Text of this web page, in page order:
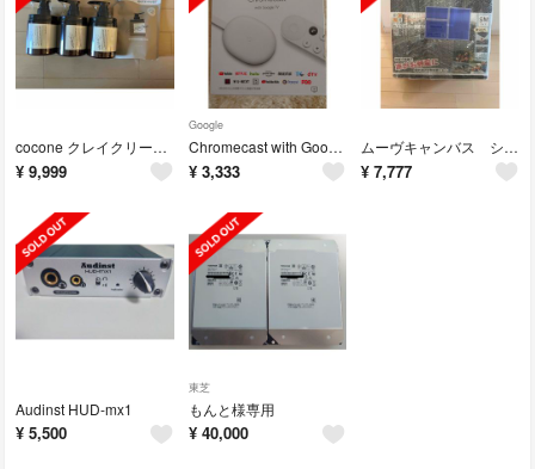
cocone クレイクリーム シャンプー 3本＋詰め替え
¥ 9,999
Google
Chromecast with Google TV（HDバージョン）
¥ 3,333
ムーヴキャンバス シートフラットクッション
¥ 7,777
Audinst HUD-mx1
¥ 5,500
東芝
もんと様専用
¥ 40,000